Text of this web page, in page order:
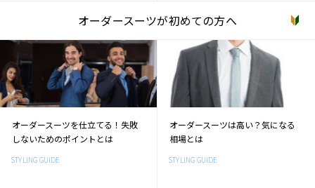
オーダースーツが初めての方へ
オーダースーツを仕立てる！失敗
しないためのポイントとは
STYLING GUIDE
オーダースーツは高い？気になる
相場とは
STYLING GUIDE